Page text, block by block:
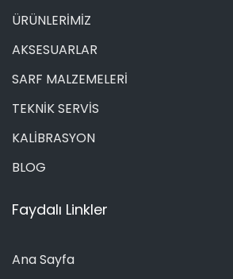
ÜRÜNLERİMİZ
AKSESUARLAR
SARF MALZEMELERİ
TEKNİK SERVİS
KALİBRASYON
BLOG
Faydalı Linkler
Ana Sayfa